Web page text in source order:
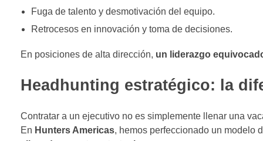
Fuga de talento y desmotivación del equipo.
Retrocesos en innovación y toma de decisiones.
En posiciones de alta dirección, un liderazgo
Headhunting estratégico: la
Contratar a un ejecutivo no es simplemente llenar una
En Hunters Americas, hemos perfeccionado un modelo